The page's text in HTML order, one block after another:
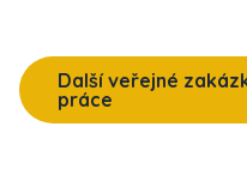
Další veřejné
práce